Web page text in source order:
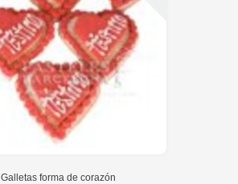
Galletas forma de corazón